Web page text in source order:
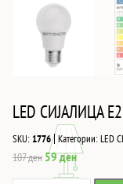
LED СИJАЛИЦА
SKU:1776|Категории:LED
107ден Original
price
59денCurrent
price